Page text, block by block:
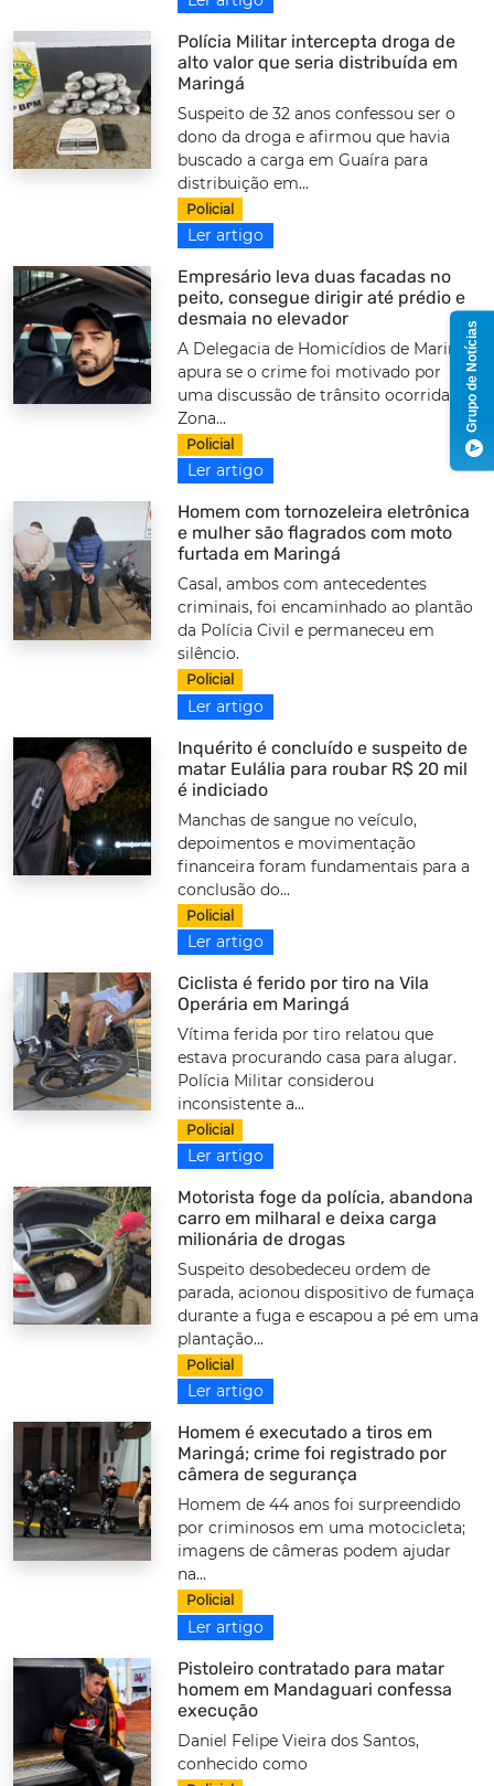
Polícia Militar intercepta droga de
alto valor que seria distribuída em
Maringá
Suspeito de 32 anos confessou ser o
dono da droga e afirmou que havia
buscado a carga em Guaíra para
distribuição em...
Policial
Ler artigo
Empresário leva duas facadas no
peito, consegue dirigir até prédio e
desmaia no elevador
A Delegacia de Homicídios de Maringá
apura se o crime foi motivado por
uma discussão de trânsito ocorrida na
Zona...
Policial
Ler artigo
Homem com tornozeleira eletrônica
e mulher são flagrados com moto
furtada em Maringá
Casal, ambos com antecedentes
criminais, foi encaminhado ao plantão
da Polícia Civil e permaneceu em
silêncio.
Policial
Ler artigo
Inquérito é concluído e suspeito de
matar Eulália para roubar R$ 20 mil
é indiciado
Manchas de sangue no veículo,
depoimentos e movimentação
financeira foram fundamentais para a
conclusão do...
Policial
Ler artigo
Ciclista é ferido por tiro na Vila
Operária em Maringá
Vítima ferida por tiro relatou que
estava procurando casa para alugar.
Polícia Militar considerou
inconsistente a...
Policial
Ler artigo
Motorista foge da polícia, abandona
carro em milharal e deixa carga
milionária de drogas
Suspeito desobedeceu ordem de
parada, acionou dispositivo de fumaça
durante a fuga e escapou a pé em uma
plantação...
Policial
Ler artigo
Homem é executado a tiros em
Maringá; crime foi registrado por
câmera de segurança
Homem de 44 anos foi surpreendido
por criminosos em uma motocicleta;
imagens de câmeras podem ajudar
na...
Policial
Ler artigo
Pistoleiro contratado para matar
homem em Mandaguari confessa
execução
Daniel Felipe Vieira dos Santos,
conhecido como
Grupo de Notícias